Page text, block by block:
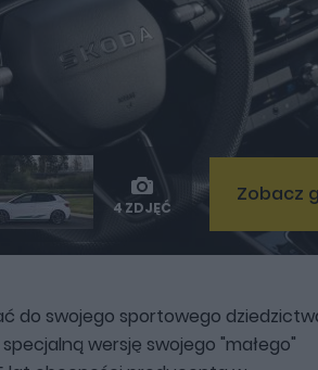
4 ZDJĘĆ
Zobacz
do swojego sportowego
wersję swojego "małego"